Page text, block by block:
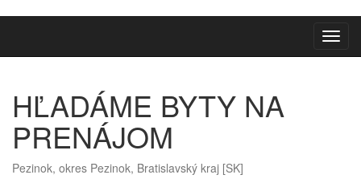
HĽADÁME BYTY NA
PRENÁJOM
Pezinok, okres Pezinok, Bratislavský kraj [SK]